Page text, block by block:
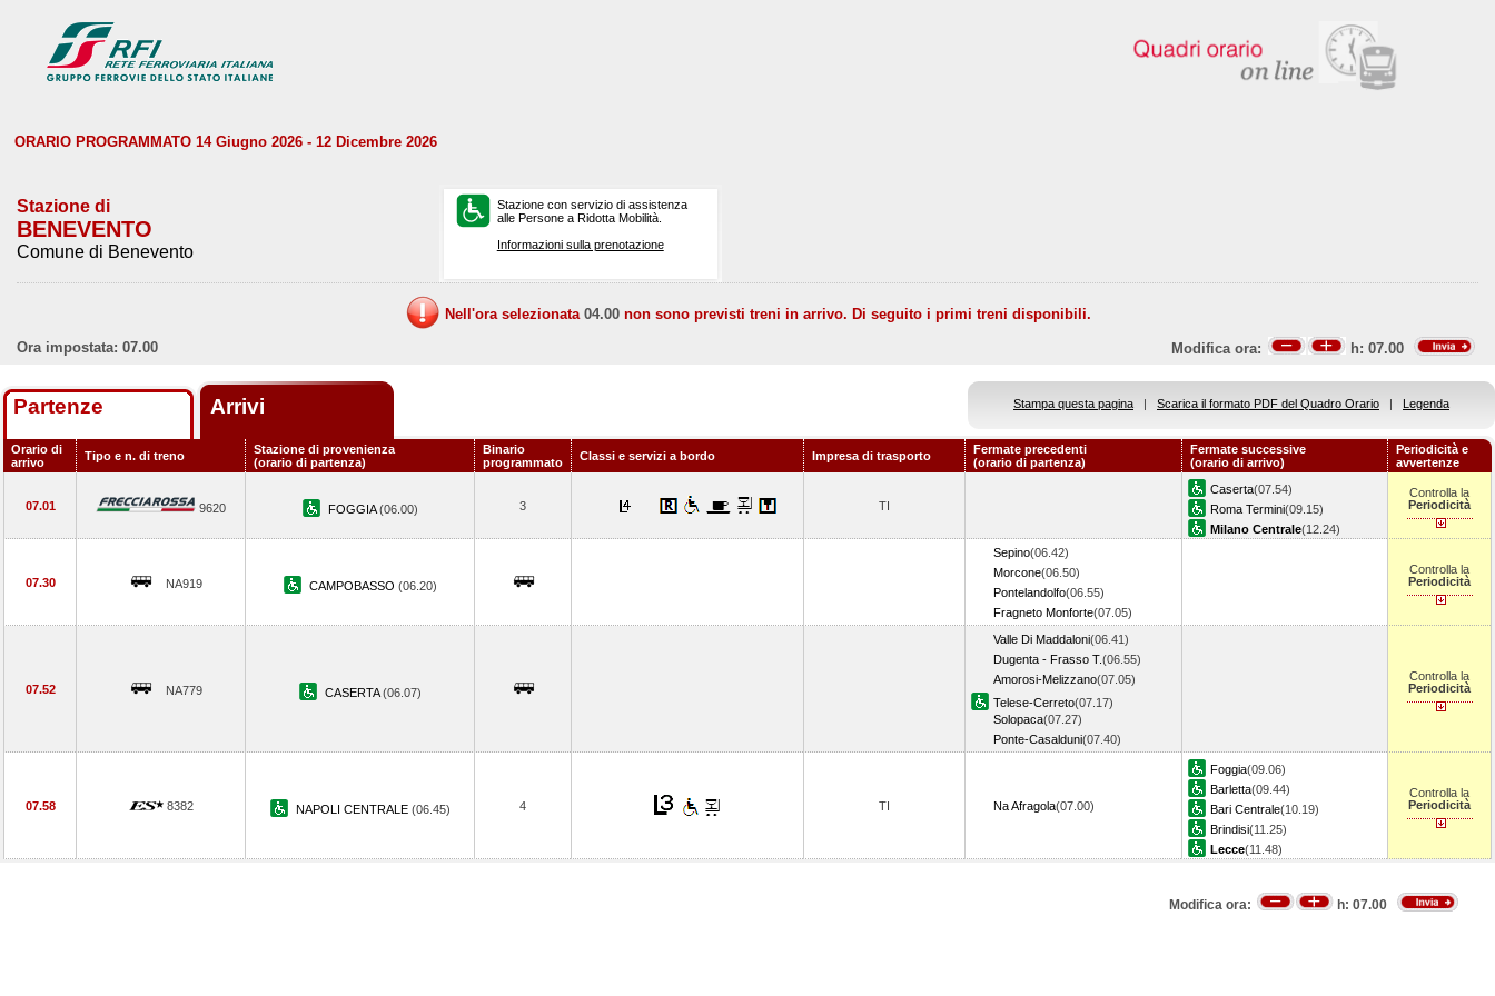
ORARIO PROGRAMMATO 14 Giugno 2026 - 12 Dicembre 2026
Stazione di
BENEVENTO
Comune di Benevento
Stazione con servizio di assistenza
alle Persone a Ridotta Mobilità.
Informazioni sulla prenotazione
Nell'ora selezionata 04.00 non sono previsti treni in arrivo. Di seguito i primi treni disponibili.
Ora impostata: 07.00
Modifica ora: h: 07.00
Partenze Arrivi Stampa questa pagina | Scarica il formato PDF del Quadro Orario | Legenda
Orario di
arrivo
Tipo e n. di treno
Stazione di provenienza
(orario di partenza)
Binario
programmato
Classi e servizi a bordo Impresa di trasporto
Fermate precedenti
(orario di partenza)
Fermate successive
(orario di arrivo)
Periodicità e
avvertenze
07.01 9620 FOGGIA(06.00) 3 TI
Caserta(07.54)
Roma Termini(09.15)
Milano Centrale(12.24)
Controlla la
Periodicità
07.30 NA919 CAMPOBASSO (06.20)
Sepino(06.42)
Morcone(06.50)
Pontelandolfo(06.55)
Fragneto Monforte(07.05)
Controlla la
Periodicità
07.52 NA779 CASERTA(06.07)
Valle Di Maddaloni(06.41)
Dugenta - Frasso T.(06.55)
Amorosi-Melizzano(07.05)
Telese-Cerreto(07.17)
Solopaca(07.27)
Ponte-Casalduni(07.40)
Controlla la
Periodicità
07.58 8382 NAPOLI CENTRALE (06.45) 4 TI Na Afragola(07.00)
Foggia(09.06)
Barletta(09.44)
Bari Centrale(10.19)
Brindisi(11.25)
Lecce(11.48)
Controlla la
Periodicità
Modifica ora: h: 07.00